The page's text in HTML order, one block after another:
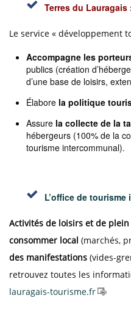
Terres du Lauragais
Le service « développement
Accompagne les
publics (création
d’une base de loisirs,
Élabore la politique
Assure la collecte de la
hébergeurs (100% de la
tourisme intercommunal).
L’office de
Activités de loisirs et de plein
consommer local (marchés,
des manifestations (vides-
retrouvez toutes les
lauragais-tourisme.fr